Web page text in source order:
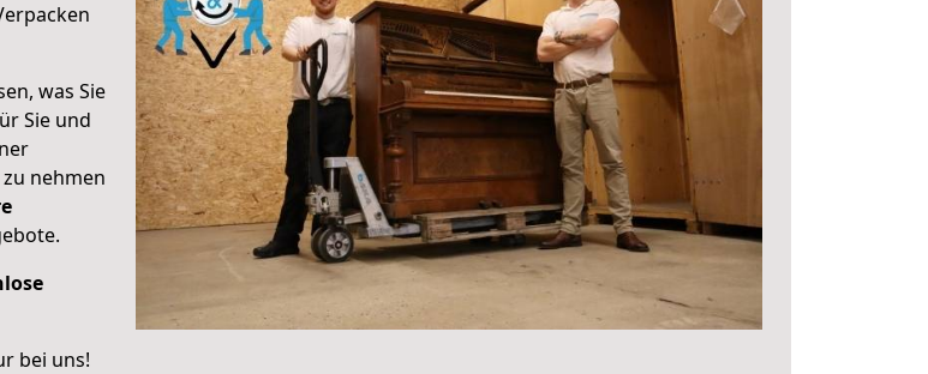
was Sie
Sie und
nehmen
bei uns!